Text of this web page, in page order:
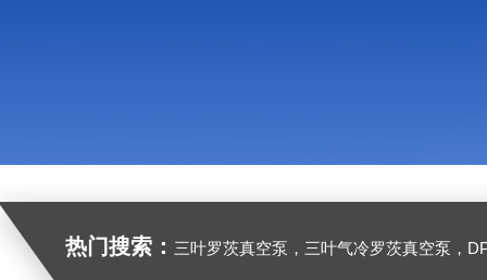
热门搜索： 三叶罗茨真空泵，三叶气冷罗茨真空泵，